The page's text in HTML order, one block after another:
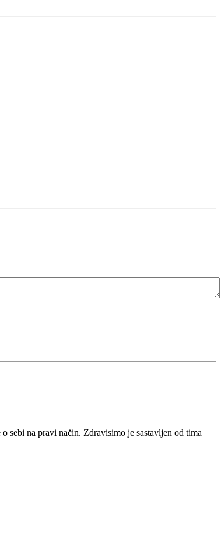
sebi na pravi način. Zdravisimo je sastavljen od tima